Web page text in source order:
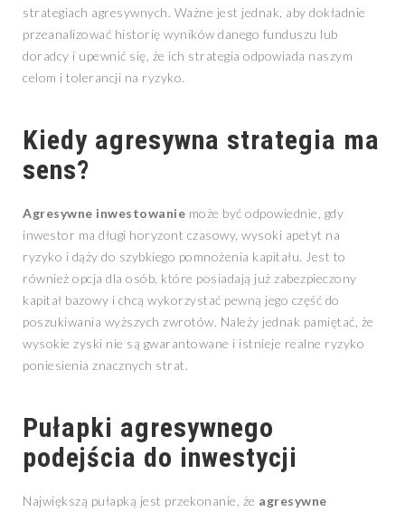
strategiach agresywnych. Ważne jest jednak, aby dokładnie
przeanalizować historię wyników danego funduszu lub
doradcy i upewnić się, że ich strategia odpowiada naszym
celom i tolerancji na ryzyko.
Kiedy agresywna strategia ma
sens?
Agresywne inwestowanie może być odpowiednie, gdy
inwestor ma długi horyzont czasowy, wysoki apetyt na
ryzyko i dąży do szybkiego pomnożenia kapitału. Jest to
również opcja dla osób, które posiadają już zabezpieczony
kapitał bazowy i chcą wykorzystać pewną jego część do
poszukiwania wyższych zwrotów. Należy jednak pamiętać, że
wysokie zyski nie są gwarantowane i istnieje realne ryzyko
poniesienia znacznych strat.
Pułapki agresywnego
podejścia do inwestycji
Największą pułapką jest przekonanie, że agresywne